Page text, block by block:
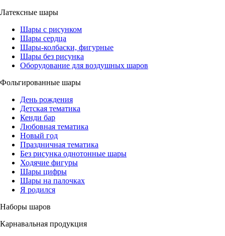
Латексные шары
Шары с рисунком
Шары сердца
Шары-колбаски, фигурные
Шары без рисунка
Оборудование для воздушных шаров
Фольгированные шары
День рождения
Детская тематика
Кенди бар
Любовная тематика
Новый год
Праздничная тематика
Без рисунка однотонные шары
Ходячие фигуры
Шары цифры
Шары на палочках
Я родился
Наборы шаров
Карнавальная продукция